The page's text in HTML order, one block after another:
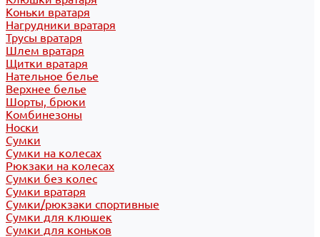
Коньки вратаря
Нагрудники вратаря
Трусы вратаря
Шлем вратаря
Щитки вратаря
Нательное белье
Верхнее белье
Шорты, брюки
Комбинезоны
Носки
Сумки
Сумки на колесах
Рюкзаки на колесах
Сумки без колес
Сумки вратаря
Сумки/рюкзаки спортивные
Сумки для клюшек
Сумки для коньков